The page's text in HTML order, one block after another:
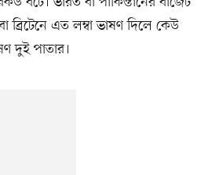
ব্রিটেনে এত লম্বা ভাষণ দিলে কেউ
দুই পাতার।